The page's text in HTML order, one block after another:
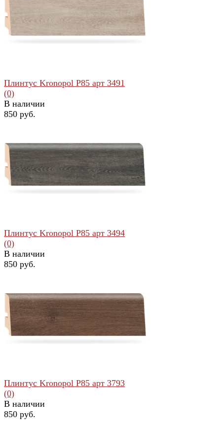
избранное сравнить
избранное сравнить
Плинтус Kronopol Р85 арт 3491
(0)
В наличии
850 руб.
избранное сравнить
Плинтус Kronopol Р85 арт 3494
(0)
В наличии
850 руб.
Плинтус Kronopol Р85 арт 3793
(0)
В наличии
850 руб.